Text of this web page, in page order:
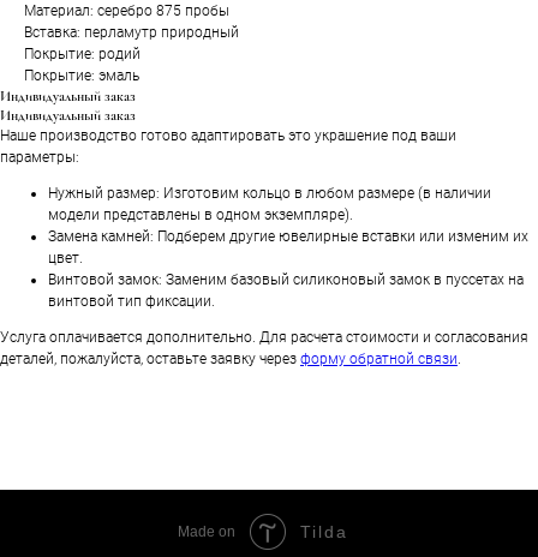
Материал: серебро 875 пробы
Вставка: перламутр природный
Покрытие: родий
Покрытие: эмаль
Индивидуальный заказ
Индивидуальный заказ
Наше производство готово адаптировать это украшение под ваши
параметры:
Нужный размер: Изготовим кольцо в любом размере (в наличии
модели представлены в одном экземпляре).
Замена камней: Подберем другие ювелирные вставки или изменим их
цвет.
Винтовой замок: Заменим базовый силиконовый замок в пуссетах на
винтовой тип фиксации.
Услуга оплачивается дополнительно. Для расчета стоимости и согласования
деталей, пожалуйста, оставьте заявку через форму обратной связи.
Made on Tilda